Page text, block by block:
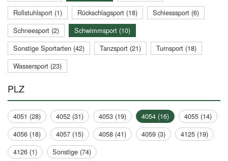
Rollstuhlsport (1)
Rückschlagsport (18)
Schiesssport (6)
Schneesport (2)
Schwimmsport (10)
Sonstige Sportarten (42)
Tanzsport (21)
Turnsport (18)
Wassersport (23)
PLZ
4051 (28) 4052 (31) 4053 (19) 4054 (16)
4055 (14)
4056 (18)
4057 (15) 4058 (41) 4059 (3)
4125 (19)
4126 (1)
Sonstige (74)